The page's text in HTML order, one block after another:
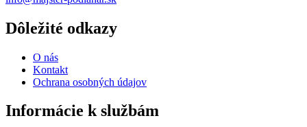
Dôležité odkazy
O nás
Kontakt
Ochrana osobných údajov
Informácie k službám